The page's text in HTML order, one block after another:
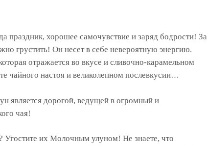
праздник, хорошее самочувствие и заряд бодрости! За
грустить! Он несет в себе невероятную энергию.
отражается во вкусе и сливочно-карамельном
чайного настоя и великолепном послевкусии…
является дорогой, ведущей в огромный и
чая!
Угостите их Молочным улуном! Не знаете, что